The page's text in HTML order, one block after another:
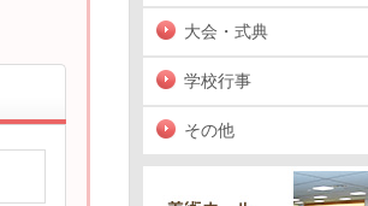
大会・式典
学校行事
その他